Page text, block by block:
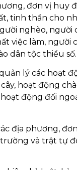
đơn vị huy
tinh thần cho
nghèo,
việc làm,
dân tộc thiểu số.
lý các hoạt
hoạt động
động đối
địa phương,
và trật tự